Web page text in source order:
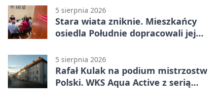
5 sierpnia 2026
Stara wiata zniknie. Mieszkańcy
osiedla Południe dopracowali jej
5 sierpnia 2026
Rafał Kulak na podium mistrzostw
Polski. WKS Aqua Active z serią